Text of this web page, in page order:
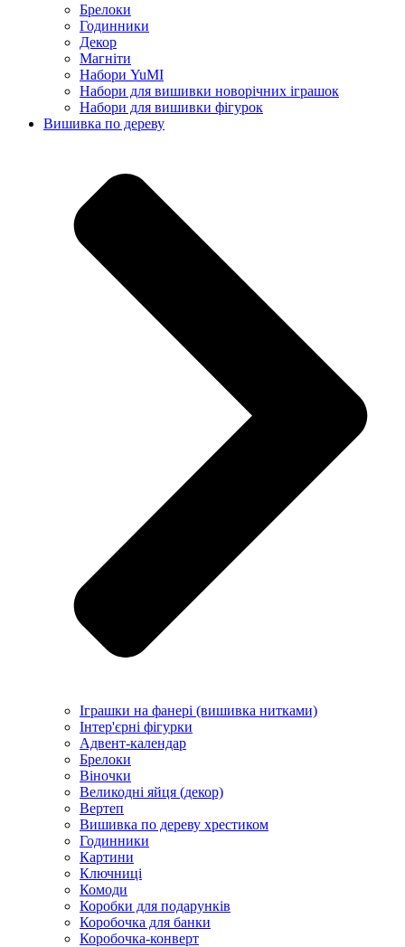
Брелоки
Годинники
Декор
Магніти
Набори YuMI
Набори для вишивки новорічних іграшок
Набори для вишивки фігурок
Вишивка по дереву
Іграшки на фанері (вишивка нитками)
Інтер'єрні фігурки
Адвент-календар
Брелоки
Віночки
Великодні яйця (декор)
Вертеп
Вишивка по дереву хрестиком
Годинники
Картини
Ключниці
Комоди
Коробки для подарунків
Коробочка для банки
Коробочка-конверт